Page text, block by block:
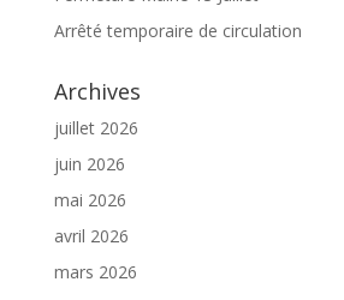
Arrêté temporaire de circulation
Archives
juillet 2026
juin 2026
mai 2026
avril 2026
mars 2026